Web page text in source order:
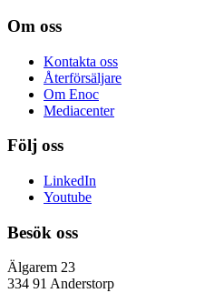
Om oss
Kontakta oss
Återförsäljare
Om Enoc
Mediacenter
Följ oss
LinkedIn
Youtube
Besök oss
Älgarem 23
334 91 Anderstorp